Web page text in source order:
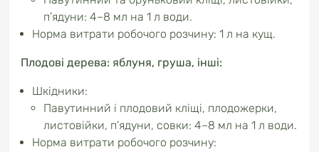
п’ядуни: 4–8 мл на 1 л води.
Норма витрати робочого розчину: 1 л на кущ.
Плодові дерева: яблуня, груша, інші:
Шкідники:
Павутинний і плодовий кліщі, плодожерки,
листовійки, п’ядуни, совки: 4–8 мл на 1 л води.
Норма витрати робочого розчину: